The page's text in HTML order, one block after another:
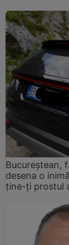
Bucureștean,
desena o
ține-ți prostul